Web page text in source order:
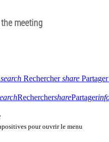
meeting